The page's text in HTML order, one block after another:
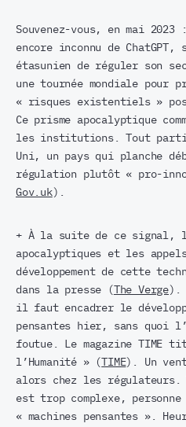
Souvenez-vous, en mai
encore inconnu de
étasunien de réguler son
une tournée mondiale pour
« risques existentiels »
Ce prisme apocalyptique
les institutions. Tout
Uni, un pays qui planche
régulation plutôt « pro-
Gov.uk).
+ À la suite de ce signal,
apocalyptiques et les
développement de cette
dans la presse (The Verge).
il faut encadrer le
pensantes hier, sans quoi
foutue. Le magazine TIME
l’Humanité » (TIME). Un
alors chez les
est trop complexe, personne
« machines pensantes ».